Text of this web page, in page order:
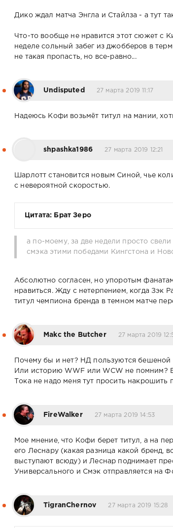
Дико ждал матча Энгла и Стайлза - а тут
Что-то вообще не нравится этот сюжет с
неделе сольный забег из джобберов в
не такая пропасть, но все-равно...
Undisputed 27 марта 2019 11:17
Надеюсь Кофи возьмёт титул на мании,
shpashka1986 27 марта 2019 12:21
Шарлотт становится новым Синой, чье
с невероятной скоростью.
Цитата: Брат Зеро
а по-моему, за две недели просто свели
смэка этими победами Кингстона и
Абсолютно согласен, но упоротым
нравиться. Жду с нетерпением, когда Зэк
титул чемпиона бренда в темном матче
Makc the Butcher 27 марта 2019
Почему бы и нет? НД пользуются бешеной
Или историю WWF или WCW не помним?
Тока не надо меня тут просить накрошить
FireWalker 27 марта 2019 14:53
Мое мнение, что Кофи берет титул, а на
его Леснару (какая разница какой бренд,
выступают всюду) и Леснар поднимает
Универсального и Смэк отправляется на
TigranChernov 27 марта 2019 15:28